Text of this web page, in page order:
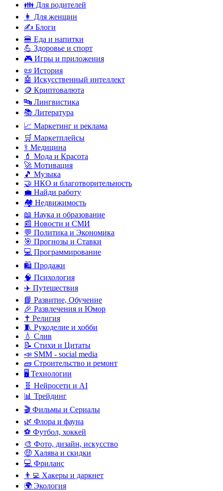
👪 Для родителей
👩 Для женщин
✍️ Блоги
🍔 Еда и напитки
💪 Здоровье и спорт
🎮 Игры и приложения
📜 История
🤖 Искусственный интеллект
🪙 Криптовалюта
🔤 Лингвистика
📚 Литература
📈 Маркетинг и реклама
🛒 Маркетплейсы
⚕️ Медицина
💄 Мода и Красота
🚀 Мотивация
🎵 Музыка
🤝 НКО и благотворительность
💼 Найди работу
🏘️ Недвижимость
📖 Наука и образование
📰 Новости и СМИ
💬 Политика и Экономика
🎯 Прогнозы и Ставки
💻 Программирование
🛍️ Продажи
🧠 Психология
✈️ Путешествия
📘 Развитие, Обучение
🎉 Развлечения и Юмор
✝️ Религия
🧵 Рукоделие и хобби
💧 Слив
📝 Стихи и Цитаты
📣 SMM - social media
🧱 Строительство и ремонт
🖥️ Технологии
🧬 Нейросети и AI
📊 Трейдинг
🎬 Фильмы и Сериалы
🌿 Флора и фауна
⚽ Футбол, хоккей
🎨 Фото, дизайн, искусство
🤑 Халява и скидки
💻 Фриланс
👨‍💻 Хакеры и даркнет
🌍 Экология